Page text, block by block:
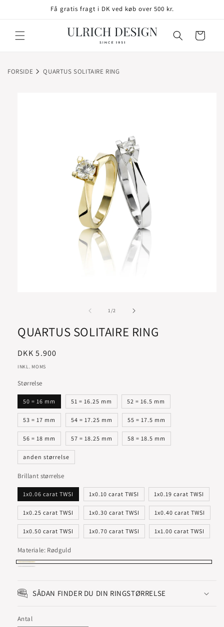
Få gratis fragt i DK ved køb over 500 kr.
Indkøbskurv
FORSIDE QUARTUS SOLITAIRE RING
1/af2
QUARTUS SOLITAIRE RING
Normalpris
DKK 5.900
INKL. MOMS
Størrelse
50 = 16 mm 51 = 16.25 mm 52 = 16.5 mm
53 = 17 mm 54 = 17.25 mm 55 = 17.5 mm
56 = 18 mm 57 = 18.25 mm 58 = 18.5 mm
anden størrelse
Brillant størrelse
1x0.06 carat TWSI 1x0.10 carat TWSI 1x0.19 carat TWSI
1x0.25 carat TWSI 1x0.30 carat TWSI 1x0.40 carat TWSI
1x0.50 carat TWSI 1x0.70 carat TWSI 1x1.00 carat TWSI
Materiale: Rødguld
Rødguld
SÅDAN FINDER DU DIN RINGSTØRRELSE
Antal